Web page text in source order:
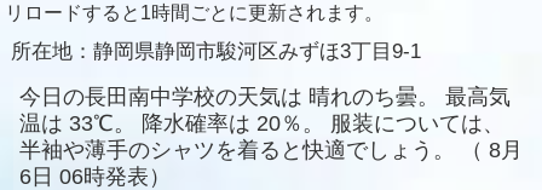
リロードすると1時間ごとに更新されます。
所在地： 静岡県静岡市駿河区みずほ3丁目9-1
今日の長田南中学校の天気は 晴れのち曇。
最高気
温は 33℃。 降水確率は 20％。
服装については、
半袖や薄手のシャツを着ると快適でしょう。
（ 8月
6日 06時発表）